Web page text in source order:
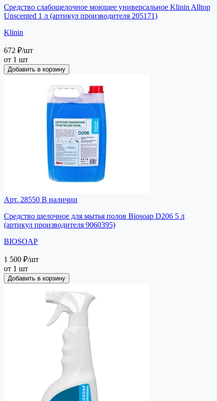
Средство слабощелочное моющее универсальное Klinin Alltop
Unscented 1 л (артикул производителя 205171)
Klinin
672 ₽/шт
от 1 шт
Добавить в корзину
Арт. 28550 В наличии
Средство щелочное для мытья полов Biosoap D206 5 л
(артикул производителя 9060395)
BIOSOAP
1 500 ₽/шт
от 1 шт
Добавить в корзину